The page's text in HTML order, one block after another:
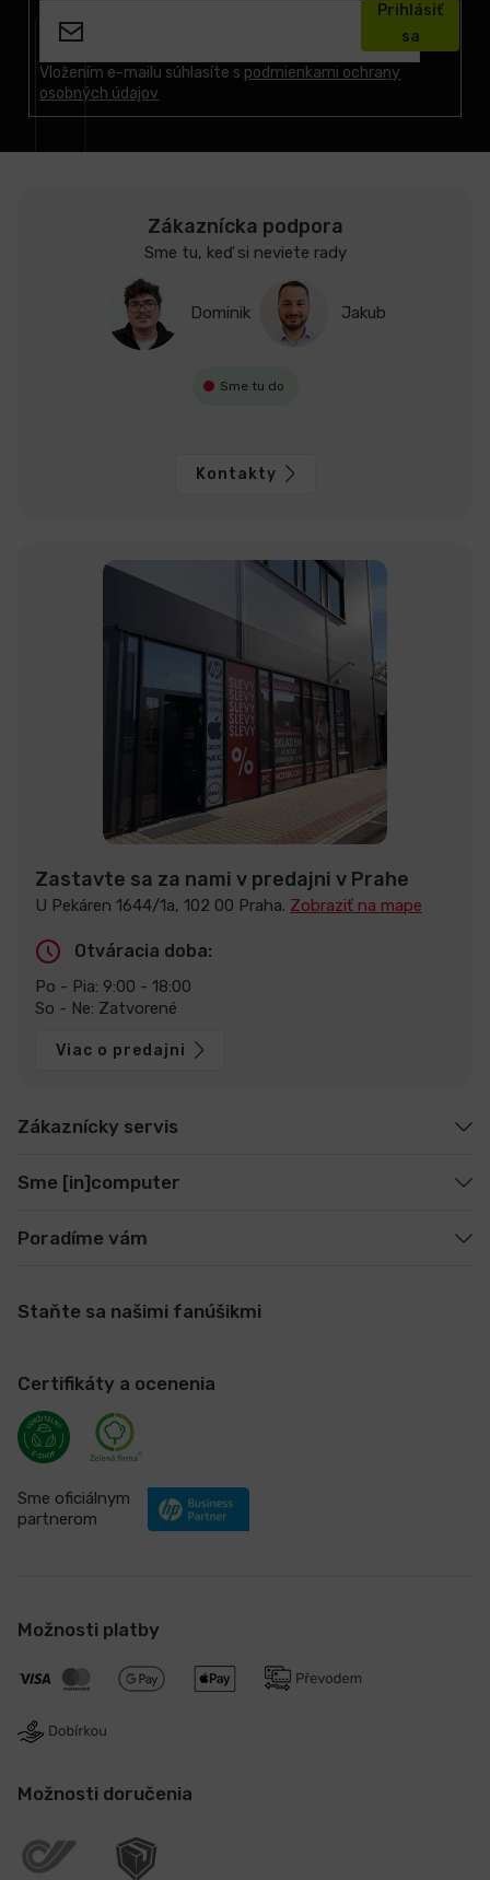
Vložením e-mailu súhlasíte s podmienkami ochrany
osobných údajov
Prihlásiť
sa
Zákaznícka podpora
Sme tu, keď si neviete rady
Dominik Jakub
Sme tu do
Kontakty
Zastavte sa za nami v predajni v Prahe
U Pekáren 1644/1a, 102 00 Praha. Zobraziť na mape
Otváracia doba:
Po - Pia: 9:00 - 18:00
So - Ne: Zatvorené
Viac o predajni
Zákaznícky servis
Sme [in]computer
Poradíme vám
Staňte sa našimi fanúšikmi
Certifikáty a ocenenia
Sme oficiálnym
partnerom
Možnosti platby
Možnosti doručenia